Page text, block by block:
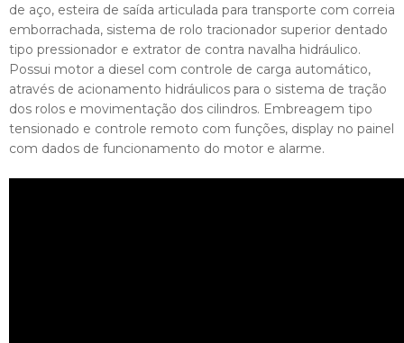
de aço, esteira de saída articulada para transporte com correia
emborrachada, sistema de rolo tracionador superior dentado
tipo pressionador e extrator de contra navalha hidráulico.
Possui motor a diesel com controle de carga automático,
através de acionamento hidráulicos para o sistema de tração
dos rolos e movimentação dos cilindros. Embreagem tipo
tensionado e controle remoto com funções, display no painel
com dados de funcionamento do motor e alarme.